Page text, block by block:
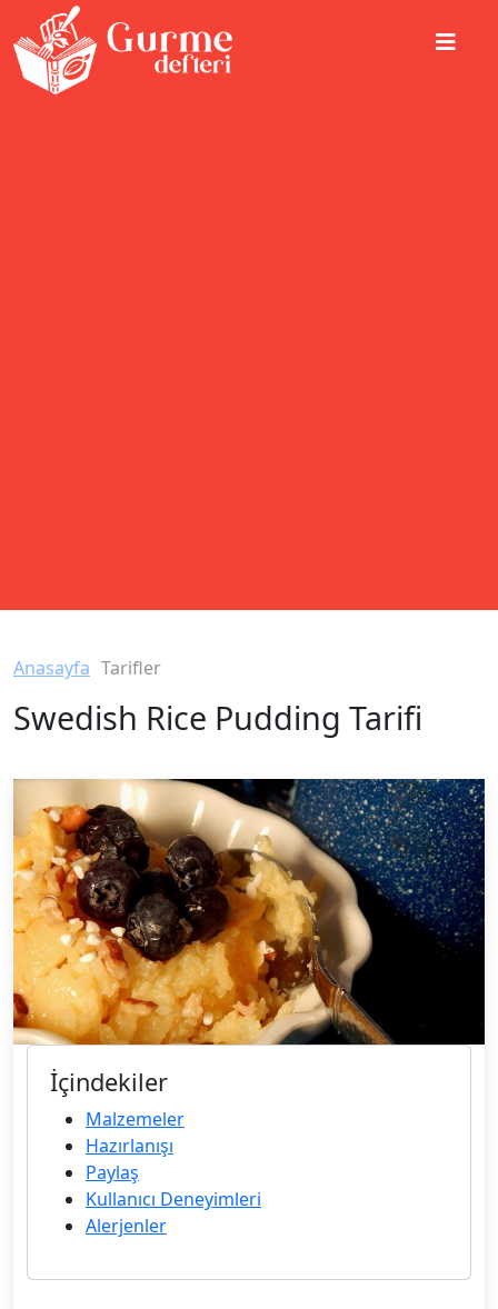
Anasayfa Tarifler
Swedish Rice Pudding Tarifi
İçindekiler
Malzemeler
Hazırlanışı
Paylaş
Kullanıcı Deneyimleri
Alerjenler